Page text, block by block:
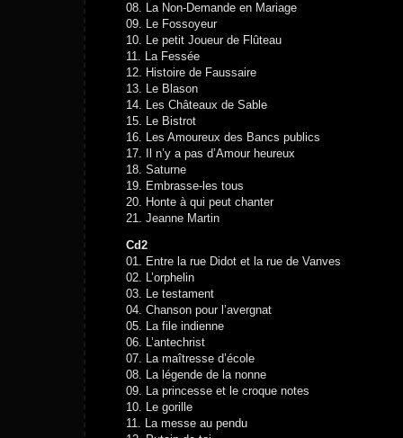
08. La Non-Demande en Mariage
09. Le Fossoyeur
10. Le petit Joueur de Flûteau
11. La Fessée
12. Histoire de Faussaire
13. Le Blason
14. Les Châteaux de Sable
15. Le Bistrot
16. Les Amoureux des Bancs publics
17. Il n’y a pas d’Amour heureux
18. Saturne
19. Embrasse-les tous
20. Honte à qui peut chanter
21. Jeanne Martin
Cd2
01. Entre la rue Didot et la rue de Vanves
02. L’orphelin
03. Le testament
04. Chanson pour l’avergnat
05. La file indienne
06. L’antechrist
07. La maîtresse d’école
08. La légende de la nonne
09. La princesse et le croque notes
10. Le gorille
11. La messe au pendu